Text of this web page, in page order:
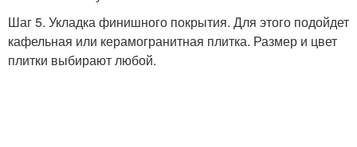
Шаг 5. Укладка финишного покрытия. Для этого подойдет
кафельная или керамогранитная плитка. Размер и цвет
плитки выбирают любой.